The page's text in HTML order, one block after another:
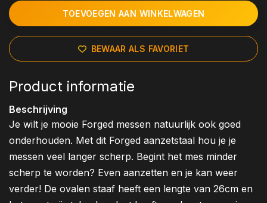
TOEVOEGEN AAN WINKELWAGEN
BEWAAR ALS FAVORIET
Product informatie
Beschrijving
Je wilt je mooie Forged messen natuurlijk ook goed
onderhouden. Met dit Forged aanzetstaal hou je je
messen veel langer scherp. Begint het mes minder
scherp te worden? Even aanzetten en je kan weer
verder! De ovalen staaf heeft een lengte van 26cm en